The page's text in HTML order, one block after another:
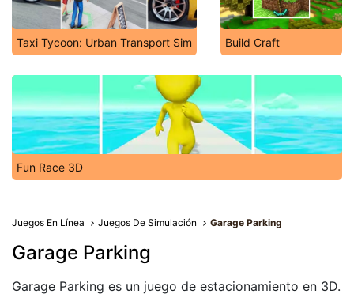
Taxi Tycoon: Urban Transport Sim Build Craft
Fun Race 3D
Juegos En Línea Juegos De Simulación Garage Parking
Garage Parking
Garage Parking es un juego de estacionamiento en 3D.